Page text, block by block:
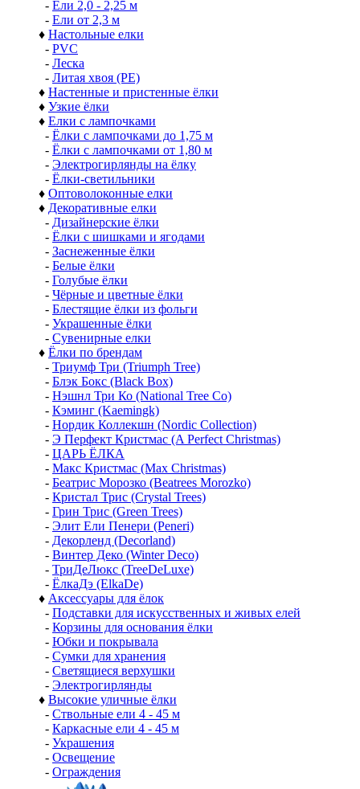
- Ели 2,0 - 2,25 м
- Ели от 2,3 м
♦ Настольные елки
- PVC
- Леска
- Литая хвоя (РЕ)
♦ Настенные и пристенные ёлки
♦ Узкие ёлки
♦ Елки с лампочками
- Ёлки с лампочками до 1,75 м
- Ёлки с лампочками от 1,80 м
- Электрогирлянды на ёлку
- Ёлки-светильники
♦ Оптоволоконные елки
♦ Декоративные елки
- Дизайнерские ёлки
- Ёлки с шишками и ягодами
- Заснеженные ёлки
- Белые ёлки
- Голубые ёлки
- Чёрные и цветные ёлки
- Блестящие ёлки из фольги
- Украшенные ёлки
- Сувенирные елки
♦ Ёлки по брендам
- Триумф Три (Triumph Tree)
- Блэк Бокс (Black Box)
- Нэшнл Три Ко (National Tree Co)
- Кэминг (Kaemingk)
- Нордик Коллекшн (Nordic Collection)
- Э Перфект Кристмас (A Perfect Christmas)
- ЦАРЬ ЁЛКА
- Макс Кристмас (Max Christmas)
- Беатрис Морозко (Beatrees Morozko)
- Кристал Трис (Crystal Trees)
- Грин Трис (Green Trees)
- Элит Ели Пенери (Peneri)
- Декорленд (Decorland)
- Винтер Деко (Winter Deco)
- ТриДеЛюкс (TreeDeLuxe)
- ЁлкаДэ (ElkaDe)
♦ Аксессуары для ёлок
- Подставки для искусственных и живых елей
- Корзины для основания ёлки
- Юбки и покрывала
- Сумки для хранения
- Светящиеся верхушки
- Электрогирлянды
♦ Высокие уличные ёлки
- Ствольные ели 4 - 45 м
- Каркасные ели 4 - 45 м
- Украшения
- Освещение
- Ограждения